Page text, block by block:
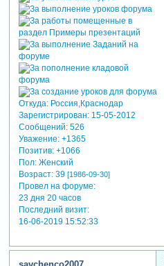
Откуда:Россия,Краснодар
Зарегистрирован: 15-05-2012
Сообщений:526
Уважение: +1365
Позитив: +1066
Пол:Женский
Возраст:39 [1986-09-30]
Провел на форуме:
23 дня 20 часов
Последний визит:
16-06-2019 15:52:33